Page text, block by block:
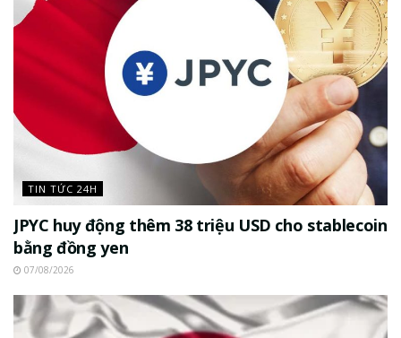
TIN TỨC 24H
JPYC huy động thêm 38 triệu USD cho stablecoin
bằng đồng yen
07/08/2026